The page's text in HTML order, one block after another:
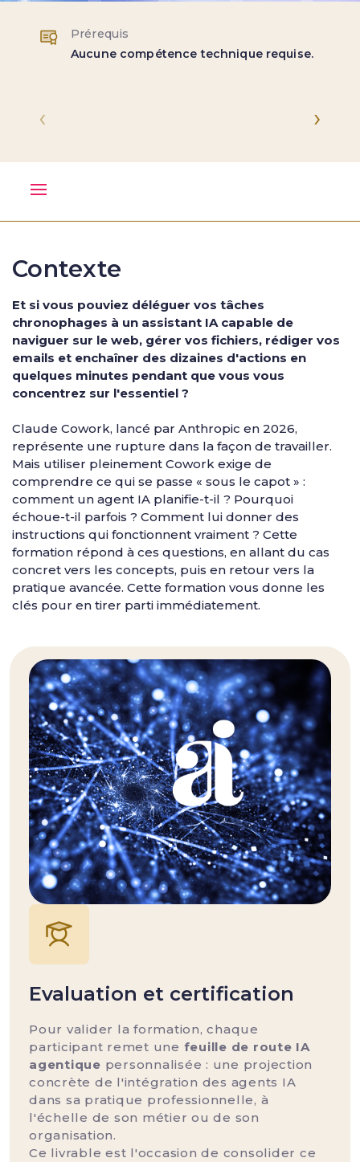
Prérequis
Aucune compétence technique requise.
‹ ›
Contexte
Et si vous pouviez déléguer vos tâches
chronophages à un assistant IA capable de
naviguer sur le web, gérer vos fichiers, rédiger vos
emails et enchaîner des dizaines d'actions en
quelques minutes pendant que vous vous
concentrez sur l'essentiel ?
Claude Cowork, lancé par Anthropic en 2026,
représente une rupture dans la façon de travailler.
Mais utiliser pleinement Cowork exige de
comprendre ce qui se passe « sous le capot » :
comment un agent IA planifie-t-il ? Pourquoi
échoue-t-il parfois ? Comment lui donner des
instructions qui fonctionnent vraiment ? Cette
formation répond à ces questions, en allant du cas
concret vers les concepts, puis en retour vers la
pratique avancée. Cette formation vous donne les
clés pour en tirer parti immédiatement.
Evaluation et certification
Pour valider la formation, chaque
participant remet une feuille de route IA
agentique personnalisée : une projection
concrète de l'intégration des agents IA
dans sa pratique professionnelle, à
l'échelle de son métier ou de son
organisation.
Ce livrable est l'occasion de consolider ce